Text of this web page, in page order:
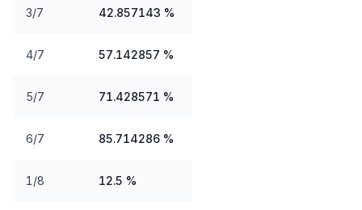
3/7 42.857143 %
4/7 57.142857 %
5/7 71.428571 %
6/7 85.714286 %
1/8 12.5 %